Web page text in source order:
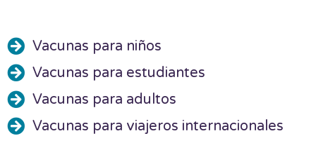
Vacunas para niños
Vacunas para estudiantes
Vacunas para adultos
Vacunas para viajeros internacionales